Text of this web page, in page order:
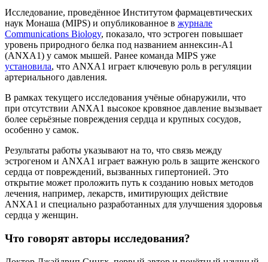
Исследование, проведённое Институтом фармацевтических
наук Монаша (MIPS) и опубликованное в журнале
Communications Biology, показало, что эстроген повышает
уровень природного белка под названием аннексин-A1
(ANXA1) у самок мышей. Ранее команда MIPS уже
установила, что ANXA1 играет ключевую роль в регуляции
артериального давления.
В рамках текущего исследования учёные обнаружили, что
при отсутствии ANXA1 высокое кровяное давление вызывает
более серьёзные повреждения сердца и крупных сосудов,
особенно у самок.
Результаты работы указывают на то, что связь между
эстрогеном и ANXA1 играет важную роль в защите женского
сердца от повреждений, вызванных гипертонией. Это
открытие может проложить путь к созданию новых методов
лечения, например, лекарств, имитирующих действие
ANXA1 и специально разработанных для улучшения здоровья
сердца у женщин.
Что говорят авторы исследования?